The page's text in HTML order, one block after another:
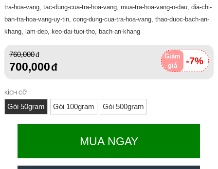
tra-hoa-vang, tac-dung-cua-tra-hoa-vang, mua-tra-hoa-vang-o-dau, dia-chi-
ban-tra-hoa-vang-uy-tin, cong-dung-cua-tra-hoa-vang, thao-duoc-bach-an-
khang, lam-dep, keo-dai-tuoi-tho, bach-an-khang
Giảm
giá
-7%
760,000
700,000
KÍCH CỠ
Gói 50gram Gói 100gram Gói 500gram
MUA NGAY